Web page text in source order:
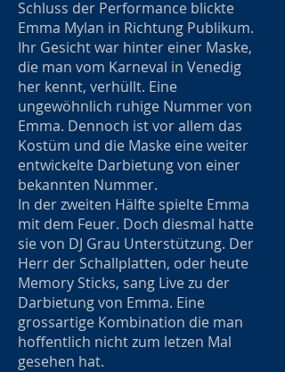
Schluss der Performance blickte
Emma Mylan in Richtung Publikum.
Ihr Gesicht war hinter einer Maske,
die man vom Karneval in Venedig
her kennt, verhüllt. Eine
ungewöhnlich ruhige Nummer von
Emma. Dennoch ist vor allem das
Kostüm und die Maske eine weiter
entwickelte Darbietung von einer
bekannten Nummer.
In der zweiten Hälfte spielte Emma
mit dem Feuer. Doch diesmal hatte
sie von DJ Grau Unterstützung. Der
Herr der Schallplatten, oder heute
Memory Sticks, sang Live zu der
Darbietung von Emma. Eine
grossartige Kombination die man
hoffentlich nicht zum letzen Mal
gesehen hat.